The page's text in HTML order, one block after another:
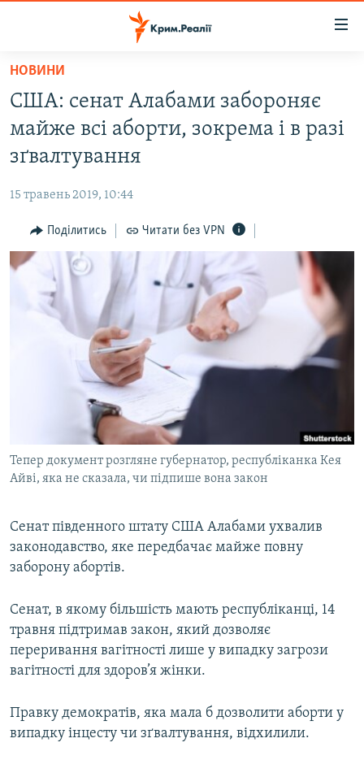
Перейти
основного
матеріалу
Перейти
до
основної
навігації
Перейти
до
пошуку
БЛОГИ
ПОГЛЯД
ІНТЕРВ'Ю
ВСЕ ЗА ДЕНЬ
СПЕЦПРОЕКТИ
ВІДЕОУРОКИ «ELIFBE»
СВІДЧЕННЯ ОКУПАЦІЇ
УКРАЇНСЬКА ПРОБЛЕМА КРИМУ
ІНФОГРАФІКА
ЯК ОБІЙТИ БЛОКУВАННЯ
ДОЛУЧАЙСЯ!
Усі сайти RFE/RL
НОВИНИ
США: сенат Алабами забороняє
майже всі аборти, зокрема і в разі
зґвалтування
15 травень 2019, 10:44
Поділитись Читати без VPN
Тепер документ розгляне губернатор, республіканка Кея
Айві, яка не сказала, чи підпише вона закон
Сенат південного штату США Алабами ухвалив
законодавство, яке передбачає майже повну
заборону абортів.
Сенат, в якому більшість мають республіканці, 14
травня підтримав закон, який дозволяє
переривання вагітності лише у випадку загрози
вагітності для здоров’я жінки.
Правку демократів, яка мала б дозволити аборти у
випадку інцесту чи зґвалтування, відхилили.